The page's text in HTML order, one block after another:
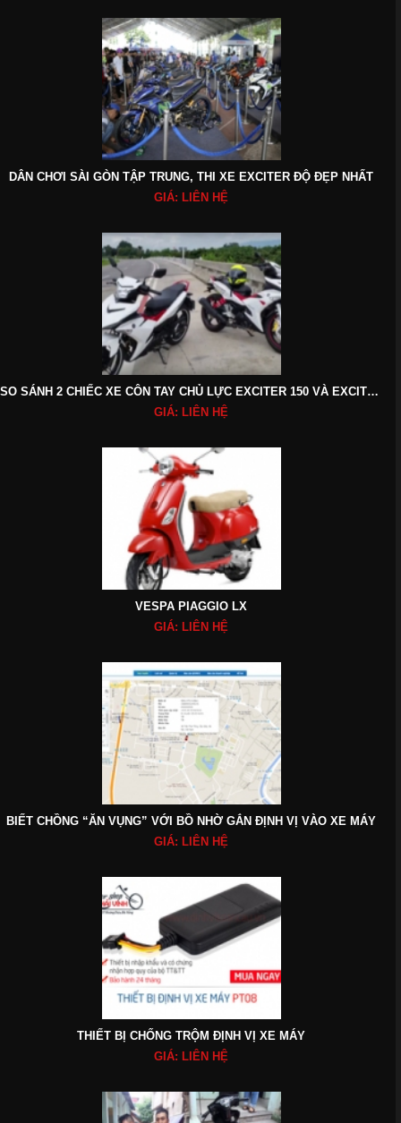
DÂN CHƠI SÀI GÒN TẬP TRUNG, THI XE EXCITER ĐỘ ĐẸP NHẤT
GIÁ: LIÊN HỆ
SO SÁNH 2 CHIẾC XE CÔN TAY CHỦ LỰC EXCITER 150 VÀ EXCITER 175 CỦA YAMAHA
GIÁ: LIÊN HỆ
VESPA PIAGGIO LX
GIÁ: LIÊN HỆ
BIẾT CHỒNG “ĂN VỤNG” VỚI BỒ NHỜ GẮN ĐỊNH VỊ VÀO XE MÁY
GIÁ: LIÊN HỆ
THIẾT BỊ CHỐNG TRỘM ĐỊNH VỊ XE MÁY
GIÁ: LIÊN HỆ